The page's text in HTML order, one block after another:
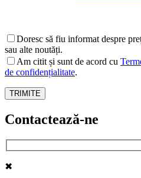
Doresc să fiu informat despre
sau alte noutăți.
Am citit și sunt de acord cu
de confidențialitate.
Contactează-ne
✖